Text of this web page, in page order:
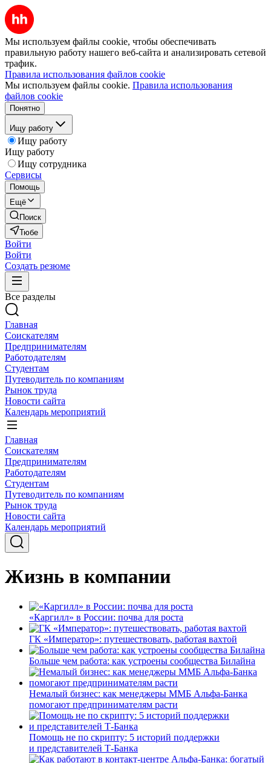
Мы используем файлы cookie, чтобы обеспечивать
правильную работу нашего веб-сайта и анализировать сетевой
трафик.
Правила использования файлов cookie
Мы используем файлы cookie. Правила использования
файлов cookie
Понятно
Ищу работу
Ищу работу
Ищу работу
Ищу сотрудника
Сервисы
Помощь
Ещё
Поиск
Тюбе
Войти
Войти
Создать резюме
Все разделы
Главная
Соискателям
Предпринимателям
Работодателям
Студентам
Путеводитель по компаниям
Рынок труда
Новости сайта
Календарь мероприятий
Главная
Соискателям
Предпринимателям
Работодателям
Студентам
Путеводитель по компаниям
Рынок труда
Новости сайта
Календарь мероприятий
Жизнь в компании
«Каргилл» в России: почва для роста
ГК «Император»: путешествовать, работая вахтой
Больше чем работа: как устроены сообщества Билайна
Немалый бизнес: как менеджеры ММБ Альфа-Банка
помогают предпринимателям расти
Помощь не по скрипту: 5 историй поддержки
и представителей Т-Банка